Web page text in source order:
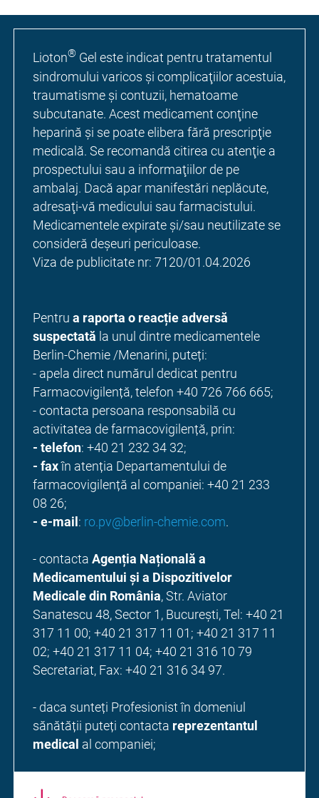
Lioton® Gel este indicat pentru tratamentul
sindromului varicos şi complicaţiilor acestuia,
traumatisme şi contuzii, hematoame
subcutanate. Acest medicament conţine
heparină şi se poate elibera fără prescripţie
medicală. Se recomandă citirea cu atenţie a
prospectului sau a informaţiilor de pe
ambalaj. Dacă apar manifestări neplăcute,
adresaţi-vă medicului sau farmacistului.
Medicamentele expirate şi/sau neutilizate se
consideră deşeuri periculoase.
Viza de publicitate nr: 7120/01.04.2026
Pentru a raporta o reacție adversă
suspectată la unul dintre medicamentele
Berlin-Chemie /Menarini, puteți:
- apela direct numărul dedicat pentru
Farmacovigilență, telefon +40 726 766 665;
- contacta persoana responsabilă cu
activitatea de farmacovigilență, prin:
- telefon: +40 21 232 34 32;
- faxîn atenția Departamentului de
farmacovigilență al companiei: +40 21 233
08 26;
- e-mail: ro.pv@berlin-chemie.com.
- contacta Agenția Națională a
Medicamentului şi a Dispozitivelor
Medicale din România, Str. Aviator
Sanatescu 48, Sector 1, Bucureşti, Tel: +40 21
317 11 00; +40 21 317 11 01; +40 21 317 11
02; +40 21 317 11 04; +40 21 316 10 79
Secretariat, Fax: +40 21 316 34 97.
- daca sunteți Profesionist în domeniul
sănătății puteți contacta reprezentantul
medical al companiei;